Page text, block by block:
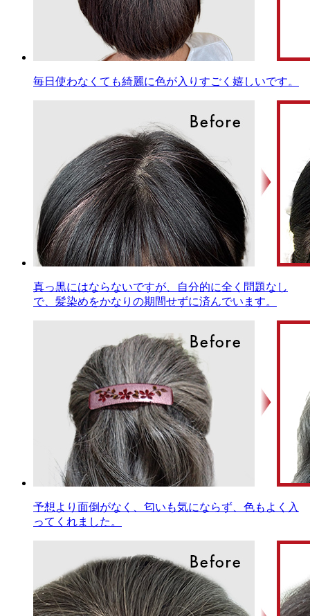
毎日使わなくても綺麗に色が入りすごく嬉しいです。
真っ黒にはならないですが、自分的に全く問題なし
で、髪染めをかなりの期間せずに済んでいます。
予想より面倒がなく、匂いも気にならず、色もよく入
ってくれました。